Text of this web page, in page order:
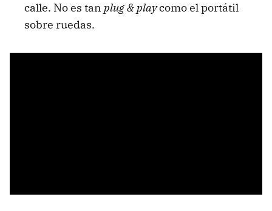
calle. No es tan plug & playcomo el portátil
sobre ruedas.